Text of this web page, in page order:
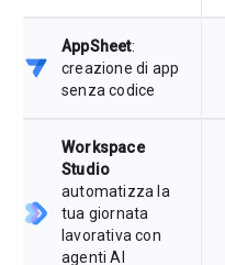
AppSheet:
creazione di app
senza codice
Workspace
Studio
automatizza la
tua giornata
lavorativa con
agenti AI